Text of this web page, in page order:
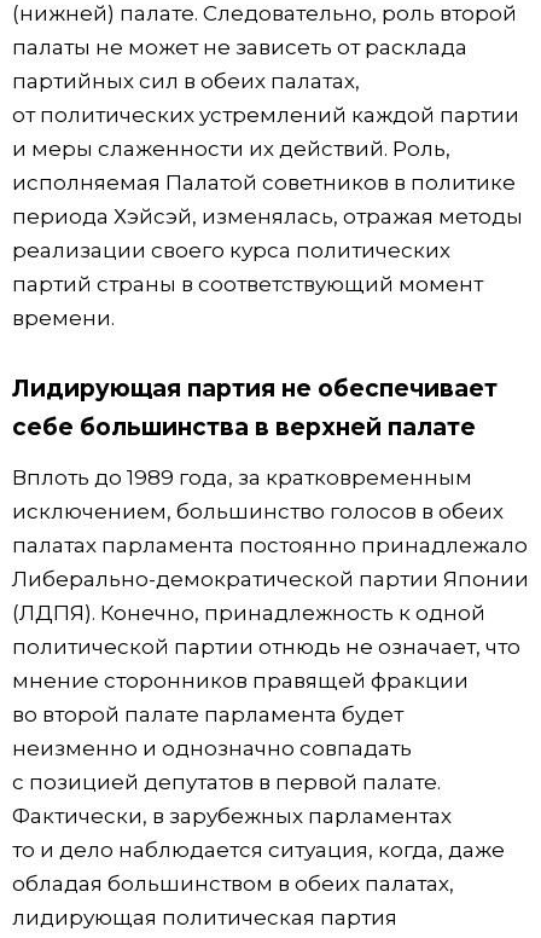
(нижней) палате. Следовательно, роль второй
палаты не может не зависеть от расклада
партийных сил в обеих палатах,
от политических устремлений каждой партии
и меры слаженности их действий. Роль,
исполняемая Палатой советников в политике
периода Хэйсэй, изменялась, отражая методы
реализации своего курса политических
партий страны в соответствующий момент
времени.
Лидирующая партия не обеспечивает
себе большинства в верхней палате
Вплоть до 1989 года, за кратковременным
исключением, большинство голосов в обеих
палатах парламента постоянно принадлежало
Либерально-демократической партии Японии
(ЛДПЯ). Конечно, принадлежность к одной
политической партии отнюдь не означает, что
мнение сторонников правящей фракции
во второй палате парламента будет
неизменно и однозначно совпадать
с позицией депутатов в первой палате.
Фактически, в зарубежных парламентах
то и дело наблюдается ситуация, когда, даже
обладая большинством в обеих палатах,
лидирующая политическая партия